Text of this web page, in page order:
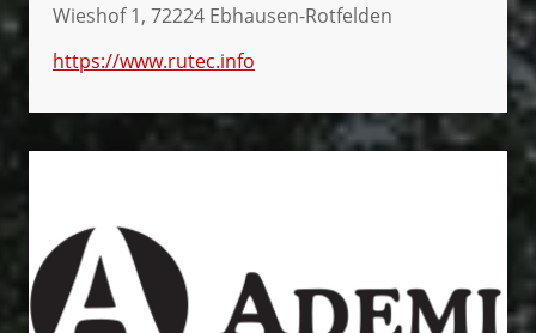
Wieshof 1, 72224 Ebhausen-Rotfelden
https://www.rutec.info